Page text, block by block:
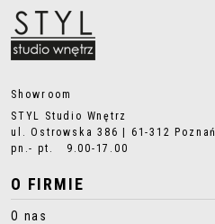
Showroom
STYL Studio Wnętrz
ul. Ostrowska 386 | 61-312 Poznań
pn.- pt. 9.00-17.00
O FIRMIE
O nas